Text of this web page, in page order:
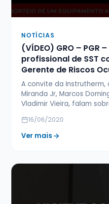
NOTÍCIAS
(VÍDEO) GRO – PGR
profissional de SST
Gerente de Riscos
A convite da Instrutherm,
Miranda Jr, Marcos
Vladimir Vieira, falam
16/06/2020
Ver mais